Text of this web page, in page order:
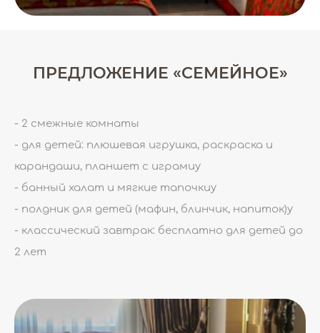
ПРЕДЛОЖЕНИЕ «СЕМЕЙНОЕ»
- 2 смежные комнаты
- для детей: плюшевая игрушка, раскраска и
карандаши, планшет с играмиу
- банный халат и мягкие тапочкиу
- полдник для детей (мафин, блинчик, напиток)у
- классический завтрак: бесплатно для детей до
2 лет